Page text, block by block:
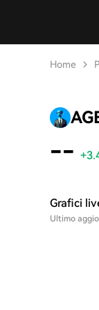
Home
--
Grafici
Ultimo